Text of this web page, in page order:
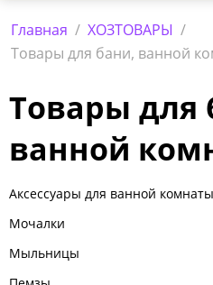
Главная / ХОЗТОВАРЫ /
Товары для бани, ванной
Товары для
ванной
Аксессуары для ванной комнаты
Мочалки
Мыльницы